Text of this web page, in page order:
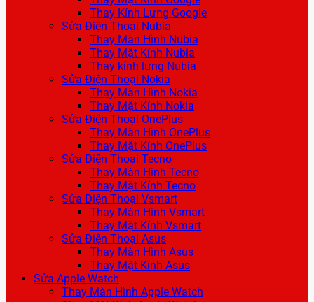
Thay Kính Lưng Google
Sửa Điện Thoại Nubia
Thay Màn Hình Nubia
Thay Mặt Kính Nubia
Thay kính lưng Nubia
Sửa Điện Thoại Nokia
Thay Màn Hình Nokia
Thay Mặt Kính Nokia
Sửa Điện Thoại OnePlus
Thay Màn Hình OnePlus
Thay Mặt Kính OnePlus
Sửa Điện Thoại Tecno
Thay Màn Hình Tecno
Thay Mặt Kính Tecno
Sửa Điện Thoại Vsmart
Thay Màn Hình Vsmart
Thay Mặt Kính Vsmart
Sửa Điện Thoại Asus
Thay Màn Hình Asus
Thay Mặt Kính Asus
Sửa Apple Watch
Thay Màn Hình Apple Watch